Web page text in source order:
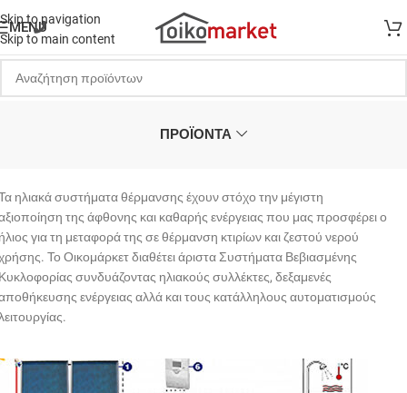
Skip to navigation
Skip to main content
MENU
ΠΡΟΪΟΝΤΑ
ηλιακά συστήματα θέρμανσης έχουν στόχο την μέγιστη
της άφθονης και καθαρής ενέργειας που μας προσφέρει ο
για τη μεταφορά της σε θέρμανση κτιρίων και ζεστού νερού
Το Οικομάρκετ διαθέτει άριστα Συστήματα Βεβιασμένης
συνδυάζοντας ηλιακούς συλλέκτες, δεξαμενές
ενέργειας αλλά και τους κατάλληλους αυτοματισμούς